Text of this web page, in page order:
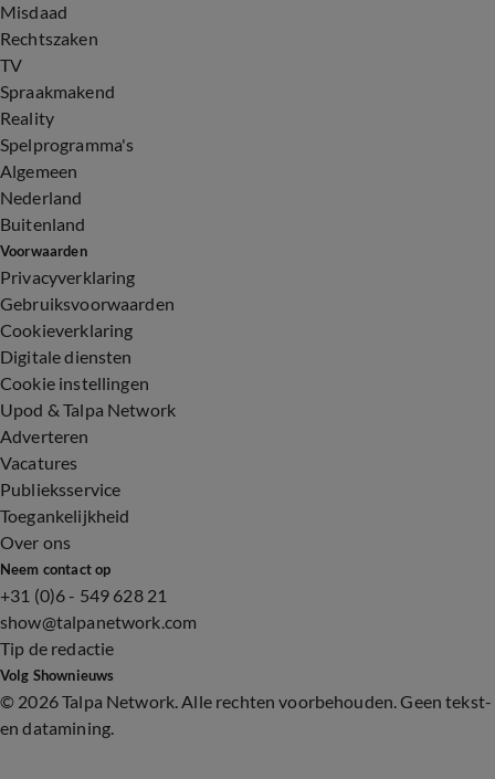
Misdaad
Rechtszaken
TV
Spraakmakend
Reality
Spelprogramma's
Algemeen
Nederland
Buitenland
Voorwaarden
Privacyverklaring
Gebruiksvoorwaarden
Cookieverklaring
Digitale diensten
Cookie instellingen
Upod & Talpa Network
Adverteren
Vacatures
Publieksservice
Toegankelijkheid
Over ons
Neem contact op
+31 (0)6 - 549 628 21
show@talpanetwork.com
Tip de redactie
Volg Shownieuws
© 2026 Talpa Network. Alle rechten voorbehouden. Geen tekst-
en datamining.